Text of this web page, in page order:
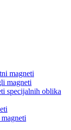
magneti
magneti
specijalnih oblika